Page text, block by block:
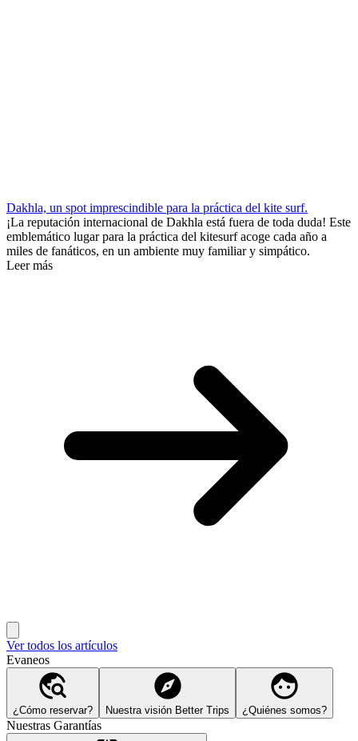
Dakhla, un spot imprescindible para la práctica del kite surf.
¡La reputación internacional de Dakhla está fuera de toda duda! Este
emblemático lugar para la práctica del kitesurf acoge cada año a
miles de fanáticos, en un ambiente muy familiar y simpático.
Leer más
Ver todos los artículos
Evaneos
¿Cómo reservar? Nuestra visión Better Trips ¿Quiénes somos?
Nuestras Garantías